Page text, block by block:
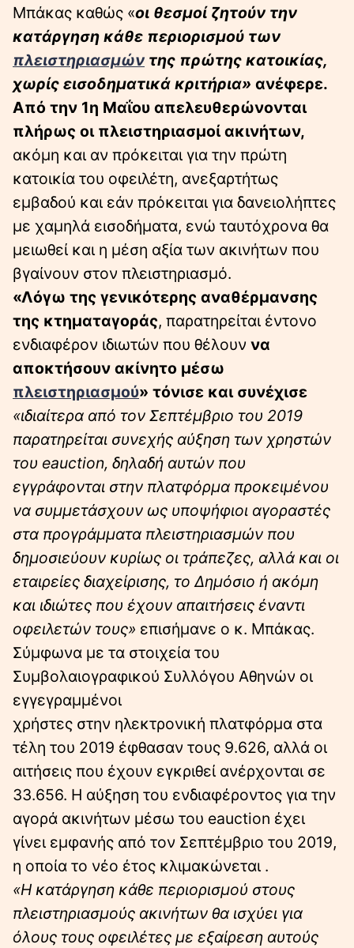
Μπάκας καθώς «οι θεσμοί ζητούν την
κατάργηση κάθε περιορισμού των
πλειστηριασμών της πρώτης κατοικίας,
χωρίς εισοδηματικά κριτήρια» ανέφερε.
Από την 1η Μαΐου απελευθερώνονται
πλήρως οι πλειστηριασμοί ακινήτων,
ακόμη και αν πρόκειται για την πρώτη
κατοικία του οφειλέτη, ανεξαρτήτως
εμβαδού και εάν πρόκειται για δανειολήπτες
με χαμηλά εισοδήματα, ενώ ταυτόχρονα θα
μειωθεί και η μέση αξία των ακινήτων που
βγαίνουν στον πλειστηριασμό.
«Λόγω της γενικότερης αναθέρμανσης
της κτηματαγοράς, παρατηρείται έντονο
ενδιαφέρον ιδιωτών που θέλουν να
αποκτήσουν ακίνητο μέσω
πλειστηριασμού» τόνισε και συνέχισε
«ιδιαίτερα από τον Σεπτέμβριο του 2019
παρατηρείται συνεχής αύξηση των χρηστών
του eauction, δηλαδή αυτών που
εγγράφονται στην πλατφόρμα προκειμένου
να συμμετάσχουν ως υποψήφιοι αγοραστές
στα προγράμματα πλειστηριασμών που
δημοσιεύουν κυρίως οι τράπεζες, αλλά και οι
εταιρείες διαχείρισης, το Δημόσιο ή ακόμη
και ιδιώτες που έχουν απαιτήσεις έναντι
οφειλετών τους» επισήμανε ο κ. Μπάκας.
Σύμφωνα με τα στοιχεία του
Συμβολαιογραφικού Συλλόγου Αθηνών οι
εγγεγραμμένοι
χρήστες στην ηλεκτρονική πλατφόρμα στα
τέλη του 2019 έφθασαν τους 9.626, αλλά οι
αιτήσεις που έχουν εγκριθεί ανέρχονται σε
33.656. Η αύξηση του ενδιαφέροντος για την
αγορά ακινήτων μέσω του eauction έχει
γίνει εμφανής από τον Σεπτέμβριο του 2019,
η οποία το νέο έτος κλιμακώνεται .
«Η κατάργηση κάθε περιορισμού στους
πλειστηριασμούς ακινήτων θα ισχύει για
όλους τους οφειλέτες με εξαίρεση αυτούς